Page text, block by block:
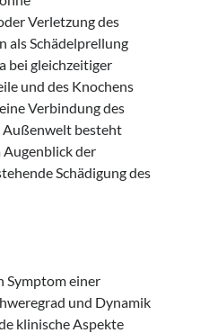
Verletzung des
als Schädelprellung
bei gleichzeitiger
und des Knochens
Verbindung des
Außenwelt besteht
Augenblick der
Schädigung des
Symptom einer
und Dynamik
klinische Aspekte